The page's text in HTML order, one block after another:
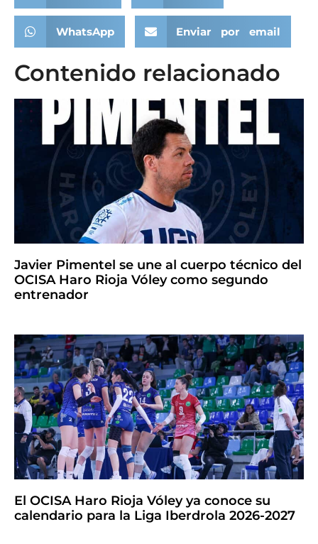
WhatsApp Enviar por email
Contenido relacionado
Javier Pimentel se une al cuerpo técnico del
OCISA Haro Rioja Vóley como segundo
entrenador
El OCISA Haro Rioja Vóley ya conoce su
calendario para la Liga Iberdrola 2026-2027